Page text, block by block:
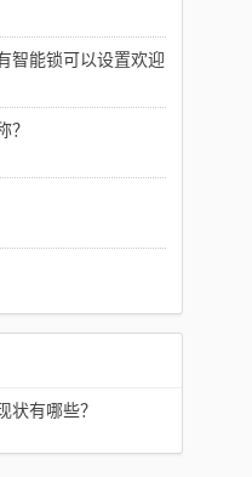
智能锁可以设置欢迎
？
状有哪些？